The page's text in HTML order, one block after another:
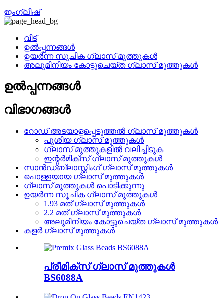
ഇംഗ്ലീഷ്
വീട്
ഉൽപ്പന്നങ്ങൾ
ഉയർന്ന സൂചിക ഗ്ലാസ് മുത്തുകൾ
അലുമിനിയം കോട്ടുചെയ്ത ഗ്ലാസ് മുത്തുകൾ
ഉൽപ്പന്നങ്ങൾ
വിഭാഗങ്ങൾ
റോഡ് അടയാളപ്പെടുത്തൽ ഗ്ലാസ് മുത്തുകൾ
പൂശിയ ഗ്ലാസ് മുത്തുകൾ
ഗ്ലാസ് മുത്തുകളിൽ വലിച്ചിടുക
ഇന്റർമിക്സ് ഗ്ലാസ് മുത്തുകൾ
സാൻഡ്ബ്ലാസ്റ്റിംഗ് ഗ്ലാസ് മുത്തുകൾ
പൊള്ളയായ ഗ്ലാസ് മുത്തുകൾ
ഗ്ലാസ് മുത്തുകൾ പൊടിക്കുന്നു
ഉയർന്ന സൂചിക ഗ്ലാസ് മുത്തുകൾ
1.93 മത് ഗ്ലാസ് മുത്തുകൾ
2.2 മത് ഗ്ലാസ് മുത്തുകൾ
അലുമിനിയം കോട്ടുചെയ്ത ഗ്ലാസ് മുത്തുകൾ
കളർ ഗ്ലാസ് മുത്തുകൾ
പ്രീമിക്സ് ഗ്ലാസ് മുത്തുകൾ
BS6088A